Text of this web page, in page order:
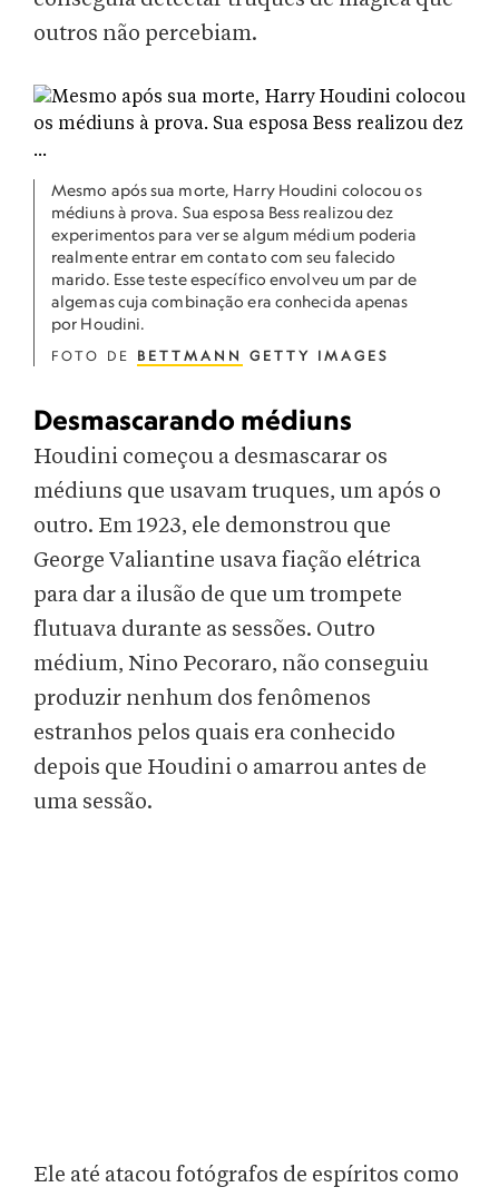
outros não percebiam.
Mesmo após sua morte, Harry Houdini colocou os
médiuns à prova. Sua esposa Bess realizou dez
experimentos para ver se algum médium poderia
realmente entrar em contato com seu falecido
marido. Esse teste específico envolveu um par de
algemas cuja combinação era conhecida apenas
por Houdini.
FOTO DE BETTMANN GETTY IMAGES
Desmascarando médiuns
Houdini começou a desmascarar os
médiuns que usavam truques, um após o
outro. Em 1923, ele demonstrou que
George Valiantine usava fiação elétrica
para dar a ilusão de que um trompete
flutuava durante as sessões. Outro
médium, Nino Pecoraro, não conseguiu
produzir nenhum dos fenômenos
estranhos pelos quais era conhecido
depois que Houdini o amarrou antes de
uma sessão.
Ele até atacou fotógrafos de espíritos como